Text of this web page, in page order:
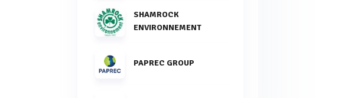
SHAMROCK
ENVIRONNEMENT
PAPREC GROUP